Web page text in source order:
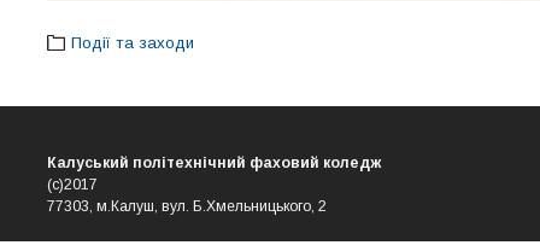
Події та заходи
Калуський політехнічний фаховий коледж
(с)2017
77303, м.Калуш, вул. Б.Хмельницького, 2